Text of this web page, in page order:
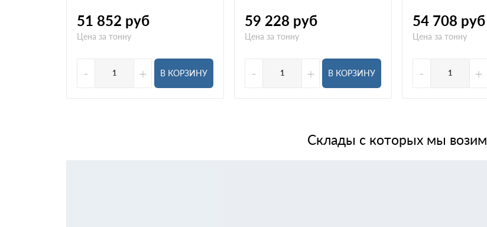
51 852 руб
Цена за тонну
- + В КОРЗИНУ
59 228 руб
Цена за тонну
- + В КОРЗИНУ
54 708 руб
Цена за тонну
- +
Склады с которых мы возим